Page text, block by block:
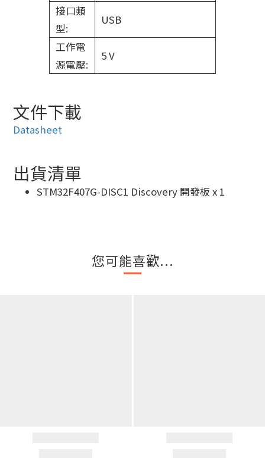
接口類
型:
USB
工作電
源電壓:
5 V
文件下載
Datasheet
出貨清單
STM32F407G-DISC1 Discovery 開發板 x 1
您可能喜歡...